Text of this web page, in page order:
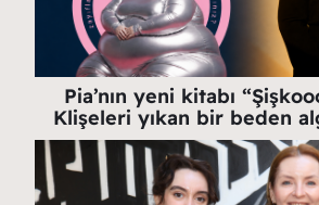
Pia’nın yeni kitabı
Klişeleri yıkan bir beden